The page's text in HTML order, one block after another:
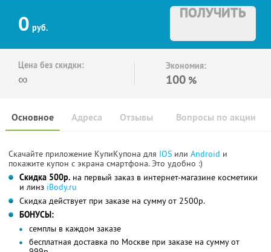
0 руб.
ПОЛУЧИТЬ
Цена без скидки:
∞
Экономия:
100 %
Основное Отзывы Вопросы по акции
Адреса
Скачайте приложение КупиКупона для IOS или Android и
покажите купон с экрана смартфона. Это удобно :)
Скидка 500р. на первый заказ в интернет-магазине косметики
и линз iBody.ru
Скидка действует при заказе на сумму от 2500р.
БОНУСЫ:
семплы в каждом заказе
бесплатная доставка по Москве при заказе на сумму от